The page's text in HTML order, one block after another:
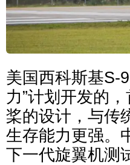
美国西科斯基S-
力”计划开发的
桨的设计，与传
生存能力更强。
下一代旋翼机测